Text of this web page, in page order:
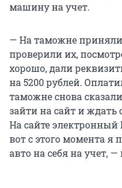
машину на учет.
— На таможне
проверили их,
хорошо, дали
на5200 рублей.
таможне снова
зайти на сайт и
На сайте
вот с этого момента я
авто на себя на учет,